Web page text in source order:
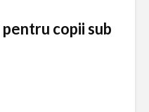
copii sub